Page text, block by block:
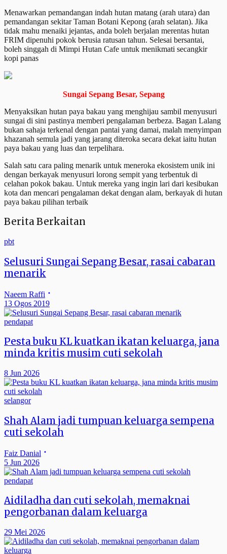
Menawarkan pemandangan indah hutan matang (arah utara) dan
pemandangan sekitar Taman Botani Kepong (arah selatan). Jika
tidak mahu menaiki jejantas, anda boleh berjalan merentas hutan
FRIM dipenuhi pokok berusia ratusan tahun. Selesai bersantai,
boleh singgah di Mimpi Hutan Cafe untuk menikmati secangkir
kopi panas
Sungai Sepang Besar, Sepang
Menyaksikan hutan paya bakau yang menghijau sambil menyusuri
sungai di sini pastinya memberi pengalaman berbeza. Bagan Lalang
bukan sahaja terkenal dengan pantai yang damai, malah menyimpan
khazanah semula jadi yang jarang diteroka secara dekat iaitu hutan
paya bakau yang luas dan terpelihara.
Salah satu cara paling menarik untuk meneroka ekosistem unik ini
dengan berkayak menyusuri lorong sempit yang terbentuk di
celahan pokok bakau. Untuk mereka yang ingin lari dari kesibukan
kota dan mencari pengalaman dekat dengan alam, berkayak di hutan
paya bakau pilihan terbaik
Berita Berkaitan
pbt
Selusuri Sungai Sepang Besar, rasai cabaran
menarik
Naeem Raffi
13 Ogos 2019
pendapat
Pesta buku KL kuatkan ikatan keluarga, jana
minda kritis musim cuti sekolah
8 Jun 2026
selangor
Shah Alam jadi tumpuan keluarga sempena
cuti sekolah
Faiz Danial
5 Jun 2026
pendapat
Aidiladha dan cuti sekolah, memaknai
pengorbanan dalam keluarga
29 Mei 2026